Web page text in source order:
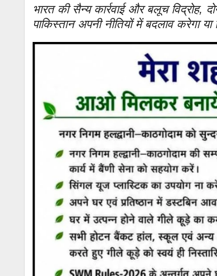
भारत की सैन्य कार्रवाई और बलूच विद्रोह,
पाकिस्तान अपनी नीतियों में बदलाव